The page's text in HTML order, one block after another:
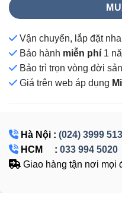
Vận chuyển, lắp đặt
Bảo hành miễn phí 1
Bảo trì trọn vòng đời
Giá trên web áp dụng
Hà Nội : (024) 3999
HCM : 033 994 5020
Giao hàng tận nơi mọi